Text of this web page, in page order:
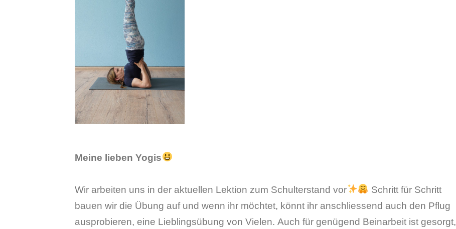
Meine lieben Yogis
Wir arbeiten uns in der aktuellen Lektion zum Schulterstand vor
Schritt für Schritt
bauen wir die Übung auf und wenn ihr möchtet, könnt ihr anschliessend auch den Pflug
ausprobieren, eine Lieblingsübung von Vielen. Auch für genügend Beinarbeit ist gesorgt,